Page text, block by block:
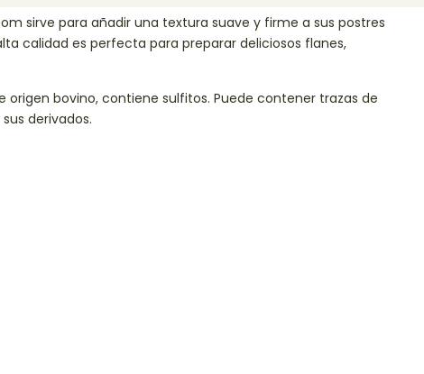
sirve para añadir una textura suave y firme a sus postres
calidad es perfecta para preparar deliciosos flanes,
origen bovino, contiene sulfitos. Puede contener trazas de
derivados.